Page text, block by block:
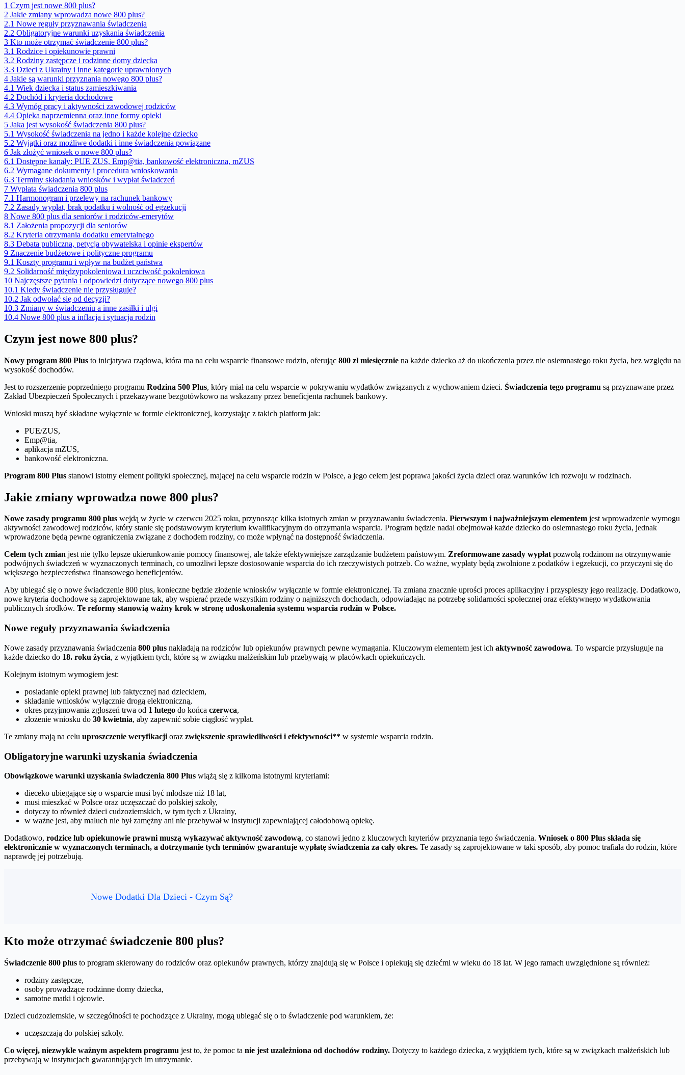
1 Czym jest nowe 800 plus?
2 Jakie zmiany wprowadza nowe 800 plus?
2.1 Nowe reguły przyznawania świadczenia
2.2 Obligatoryjne warunki uzyskania świadczenia
3 Kto może otrzymać świadczenie 800 plus?
3.1 Rodzice i opiekunowie prawni
3.2 Rodziny zastępcze i rodzinne domy dziecka
3.3 Dzieci z Ukrainy i inne kategorie uprawnionych
4 Jakie są warunki przyznania nowego 800 plus?
4.1 Wiek dziecka i status zamieszkiwania
4.2 Dochód i kryteria dochodowe
4.3 Wymóg pracy i aktywności zawodowej rodziców
4.4 Opieka naprzemienna oraz inne formy opieki
5 Jaka jest wysokość świadczenia 800 plus?
5.1 Wysokość świadczenia na jedno i każde kolejne dziecko
5.2 Wyjątki oraz możliwe dodatki i inne świadczenia powiązane
6 Jak złożyć wniosek o nowe 800 plus?
6.1 Dostępne kanały: PUE ZUS, Emp@tia, bankowość elektroniczna, mZUS
6.2 Wymagane dokumenty i procedura wnioskowania
6.3 Terminy składania wniosków i wypłat świadczeń
7 Wypłata świadczenia 800 plus
7.1 Harmonogram i przelewy na rachunek bankowy
7.2 Zasady wypłat, brak podatku i wolność od egzekucji
8 Nowe 800 plus dla seniorów i rodziców-emerytów
8.1 Założenia propozycji dla seniorów
8.2 Kryteria otrzymania dodatku emerytalnego
8.3 Debata publiczna, petycja obywatelska i opinie ekspertów
9 Znaczenie budżetowe i polityczne programu
9.1 Koszty programu i wpływ na budżet państwa
9.2 Solidarność międzypokoleniowa i uczciwość pokoleniowa
10 Najczęstsze pytania i odpowiedzi dotyczące nowego 800 plus
10.1 Kiedy świadczenie nie przysługuje?
10.2 Jak odwołać się od decyzji?
10.3 Zmiany w świadczeniu a inne zasiłki i ulgi
10.4 Nowe 800 plus a inflacja i sytuacja rodzin
Czym jest nowe 800 plus?
Nowy program 800 Plus to inicjatywa rządowa, która ma na celu wsparcie finansowe rodzin, oferując 800 zł miesięcznie na każde dziecko aż do ukończenia przez nie osiemnastego roku życia, bez względu na
wysokość dochodów.
Jest to rozszerzenie poprzedniego programu Rodzina 500 Plus, który miał na celu wsparcie w pokrywaniu wydatków związanych z wychowaniem dzieci. Świadczenia tego programu są przyznawane przez
Zakład Ubezpieczeń Społecznych i przekazywane bezgotówkowo na wskazany przez beneficjenta rachunek bankowy.
Wnioski muszą być składane wyłącznie w formie elektronicznej, korzystając z takich platform jak:
PUE/ZUS,
Emp@tia,
aplikacja mZUS,
bankowość elektroniczna.
Program 800 Plus stanowi istotny element polityki społecznej, mającej na celu wsparcie rodzin w Polsce, a jego celem jest poprawa jakości życia dzieci oraz warunków ich rozwoju w rodzinach.
Jakie zmiany wprowadza nowe 800 plus?
Nowe zasady programu 800 plus wejdą w życie w czerwcu 2025 roku, przynosząc kilka istotnych zmian w przyznawaniu świadczenia. Pierwszym i najważniejszym elementem jest wprowadzenie wymogu
aktywności zawodowej rodziców, który stanie się podstawowym kryterium kwalifikacyjnym do otrzymania wsparcia. Program będzie nadal obejmował każde dziecko do osiemnastego roku życia, jednak
wprowadzone będą pewne ograniczenia związane z dochodem rodziny, co może wpłynąć na dostępność świadczenia.
Celem tych zmian jest nie tylko lepsze ukierunkowanie pomocy finansowej, ale także efektywniejsze zarządzanie budżetem państowym. Zreformowane zasady wypłatpozwolą rodzinom na otrzymywanie
podwójnych świadczeń w wyznaczonych terminach, co umożliwi lepsze dostosowanie wsparcia do ich rzeczywistych potrzeb. Co ważne, wypłaty będą zwolnione z podatków i egzekucji, co przyczyni się do
większego bezpieczeństwa finansowego beneficjentów.
Aby ubiegać się o nowe świadczenie 800 plus, konieczne będzie złożenie wniosków wyłącznie w formie elektronicznej. Ta zmiana znacznie uprości proces aplikacyjny i przyspieszy jego realizację. Dodatkowo,
nowe kryteria dochodowe są zaprojektowane tak, aby wspierać przede wszystkim rodziny o najniższych dochodach, odpowiadając na potrzebę solidarności społecznej oraz efektywnego wydatkowania
publicznych środków. Te reformy stanowią ważny krok w stronę udoskonalenia systemu wsparcia rodzin w Polsce.
Nowe reguły przyznawania świadczenia
Nowe zasady przyznawania świadczenia 800 plus nakładają na rodziców lub opiekunów prawnych pewne wymagania. Kluczowym elementem jest ich aktywność zawodowa. To wsparcie przysługuje na
każde dziecko do 18. roku życia, z wyjątkiem tych, które są w związku małżeńskim lub przebywają w placówkach opiekuńczych.
Kolejnym istotnym wymogiem jest:
posiadanie opieki prawnej lub faktycznej nad dzieckiem,
składanie wniosków wyłącznie drogą elektroniczną,
okres przyjmowania zgłoszeń trwa od 1 lutego do końca czerwca,
złożenie wniosku do 30 kwietnia, aby zapewnić sobie ciągłość wypłat.
Te zmiany mają na celu uproszczenie weryfikacji oraz zwiększenie sprawiedliwości i efektywności** w systemie wsparcia rodzin.
Obligatoryjne warunki uzyskania świadczenia
Obowiązkowe warunki uzyskania świadczenia 800 Plus wiążą się z kilkoma istotnymi kryteriami:
dieceko ubiegające się o wsparcie musi być młodsze niż 18 lat,
musi mieszkać w Polsce oraz uczęszczać do polskiej szkoły,
dotyczy to również dzieci cudzoziemskich, w tym tych z Ukrainy,
w ważne jest, aby maluch nie był zamężny ani nie przebywał w instytucji zapewniającej całodobową opiekę.
Dodatkowo, rodzice lub opiekunowie prawni muszą wykazywać aktywność zawodową, co stanowi jedno z kluczowych kryteriów przyznania tego świadczenia. Wniosek o 800 Plus składa się
elektronicznie w wyznaczonych terminach, a dotrzymanie tych terminów gwarantuje wypłatę świadczenia za cały okres. Te zasady są zaprojektowane w taki sposób, aby pomoc trafiała do rodzin, które
naprawdę jej potrzebują.
Nowe Dodatki Dla Dzieci - Czym Są?
Kto może otrzymać świadczenie 800 plus?
Świadczenie 800 plus to program skierowany do rodziców oraz opiekunów prawnych, którzy znajdują się w Polsce i opiekują się dziećmi w wieku do 18 lat. W jego ramach uwzględnione są również:
rodziny zastępcze,
osoby prowadzące rodzinne domy dziecka,
samotne matki i ojcowie.
Dzieci cudzoziemskie, w szczególności te pochodzące z Ukrainy, mogą ubiegać się o to świadczenie pod warunkiem, że:
uczęszczają do polskiej szkoły.
Co więcej, niezwykle ważnym aspektem programu jest to, że pomoc ta nie jest uzależniona od dochodów rodziny. Dotyczy to każdego dziecka, z wyjątkiem tych, które są w związkach małżeńskich lub
przebywają w instytucjach gwarantujących im utrzymanie.